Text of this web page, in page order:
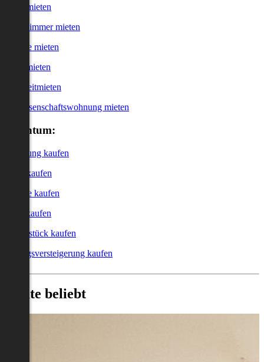
Haus mieten
WG-Zimmer mieten
Garage mieten
Büro mieten
Kurzzeitmieten
Genossenschaftswohnung mieten
Eigentum:
Wohnung kaufen
Haus kaufen
Garage kaufen
Büro kaufen
Grundstück kaufen
Zwangsversteigerung kaufen
Heute beliebt